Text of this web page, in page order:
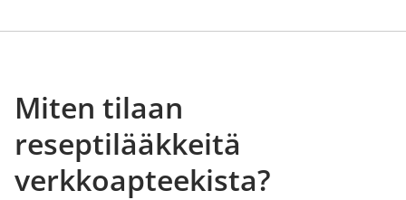
Miten tilaan
reseptilääkkeitä
verkkoapteekista?